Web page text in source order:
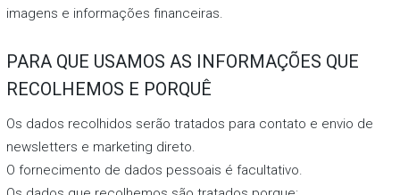
imagens e informações financeiras.
PARA QUE USAMOS AS INFORMAÇÕES QUE
RECOLHEMOS E PORQUÊ
Os dados recolhidos serão tratados para contato e envio de
newsletters e marketing direto.
O fornecimento de dados pessoais é facultativo.